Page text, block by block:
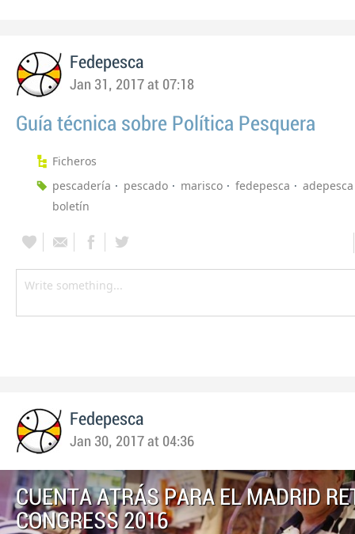
Fedepesca
Jan 31, 2017 at 07:18
Guía técnica sobre Política Pesquera
Ficheros
pescadería
pescado marisco fedepesca
adepesca
boletín
Fedepesca
Jan 30, 2017 at 04:36
CUENTA ATRÁS PARA EL MADRID
CONGRESS 2016